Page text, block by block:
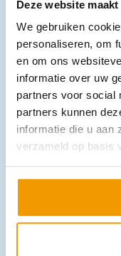
Deze website
We gebruiken
personaliseren, om
en om ons
informatie over uw
partners voor social
partners kunnen
informatie die u aan
verzameld op basis
Hansaplast soft
14.73 excl. btw